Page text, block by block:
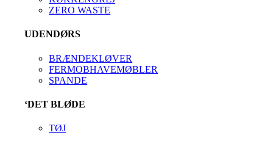
ZERO WASTE
UDENDØRS
BRÆNDEKLØVER
FERMOBHAVEMØBLER
SPANDE
‘DET BLØDE
TØJ